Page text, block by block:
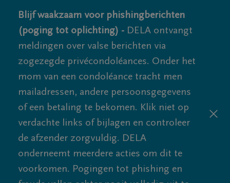
Blijf waakzaam voor phishingberichten
(poging tot oplichting) - DELA ontvangt
meldingen over valse berichten via
zogezegde privécondoléances. Onder het
mom van een condoléance tracht men
mailadressen, andere persoonsgegevens
of een betaling te bekomen. Klik niet op
verdachte links of bijlagen en controleer
de afzender zorgvuldig. DELA
onderneemt meerdere acties om dit te
voorkomen. Pogingen tot phishing en